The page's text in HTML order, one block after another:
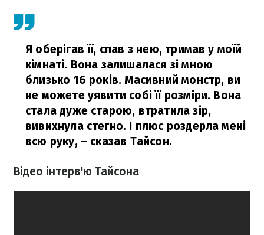
Я оберігав її, спав з нею, тримав у моїй
кімнаті. Вона залишалася зі мною
близько 16 років. Масивний монстр, ви
не можете уявити собі її розміри. Вона
стала дуже старою, втратила зір,
вивихнула стегно. І плюс роздерла мені
всю руку, – сказав Тайсон.
Відео інтерв'ю Тайсона